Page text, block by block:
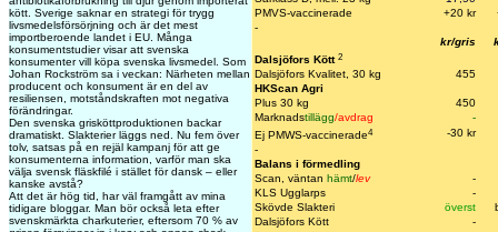
kött. Sverige saknar en strategi för trygg
livsmedelsförsörjning och är det mest
importberoende landet i EU. Många
konsumentstudier visar att svenska
konsumenter vill köpa svenska livsmedel. Som
Johan Rockström sa i veckan: Närheten mellan
producent och konsument är en del av
resiliensen, motståndskraften mot negativa
förändringar.
Den svenska grisköttproduktionen backar
dramatiskt. Slakterier läggs ned. Nu fem över
tolv, satsas på en rejäl kampanj för att ge
konsumenterna information, varför man ska
välja svensk fläskfilé i stället för dansk – eller
kanske avstå?
Att det är hög tid, har väl framgått av mina
tidigare bloggar. Man bör också leta efter
svenskmärkta charkuterier, eftersom 70 % av
PMVS-vaccinerade
+20 kr
-
kr/gris
Dalsjöfors Kött 2
Dalsjöfors Kvalitet, 30 kg
455
HKScan Agri
Plus 30 kg
450
Marknadstillägg/avdrag
-
Ej PMWS-vaccinerade4
-30 kr
-
Balans i förmedling
Scan, väntan hämt/lev
-
KLS Ugglarps
-
Skövde Slakteri
överst
Dalsjöfors Kött
-